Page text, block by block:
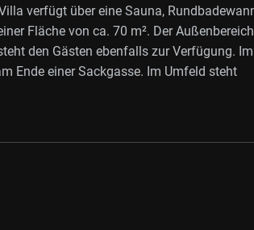
verfügt über eine Sauna,
Fläche von ca. 70 m². Der
den Gästen ebenfalls zur Verfügung. Im
Ende einer Sackgasse. Im Umfeld steht